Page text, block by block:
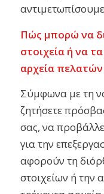
Πώς μπορώ να
στοιχεία ή να
αρχεία πελατών
Σύμφωνα με τη
ζητήσετε
σας, να
για την
αφορούν τη
στοιχείων ή την